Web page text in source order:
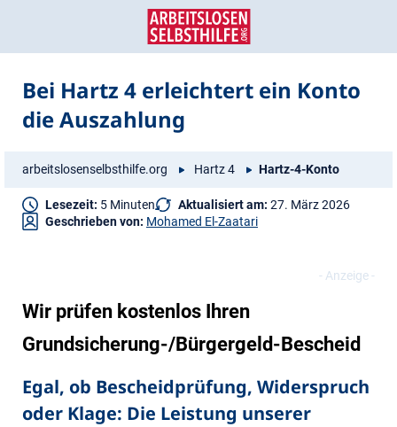
Bei Hartz 4 erleichtert ein Konto
die Auszahlung
arbeitslosenselbsthilfe.org Hartz 4 Hartz-4-Konto
Lesezeit: 5 Minuten Aktualisiert am: 27. März 2026
Geschrieben von: Mohamed El-Zaatari
Wir prüfen kostenlos Ihren
Grundsicherung-/Bürgergeld-Bescheid
Egal, ob Bescheidprüfung, Widerspruch
oder Klage: Die Leistung unserer